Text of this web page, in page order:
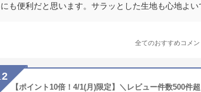
にも便利だと思います。サラッとした生地も心地よい
全てのおすすめコメン
2